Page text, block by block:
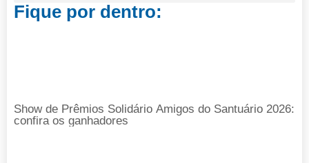
Fique por dentro:
Show de Prêmios Solidário Amigos do Santuário 2026:
confira os ganhadores